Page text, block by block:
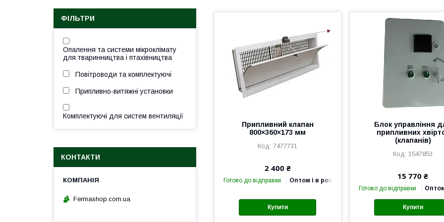
Припливний клапан
800×360×173 мм
7477731
2 400 ₴
Готово до відправки Оптом і в роздріб
Купити
Блок управління
припливних
(клапанів)
1547853
15 770 ₴
Готово до відправки
Купити
ФІЛЬТРИ
Опалення та системи мікроклімату
для тваринництва і птахівництва
Повітроводи та комплектуючі
Припливно-витяжні установки
Комплектуючі для систем вентиляції
КОНТАКТИ
Fermashop.com.ua